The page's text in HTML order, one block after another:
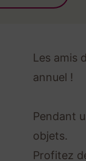
Les amis
annuel !
Pendant
objets.
Profitez